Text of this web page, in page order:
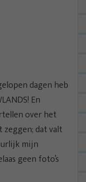
dagen heb
En
over het
zeggen; dat valt
mijn
geen foto’s